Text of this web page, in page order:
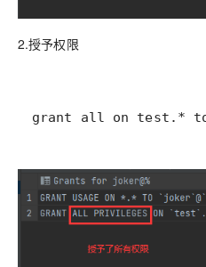
2.授予权限
grant all on test.*